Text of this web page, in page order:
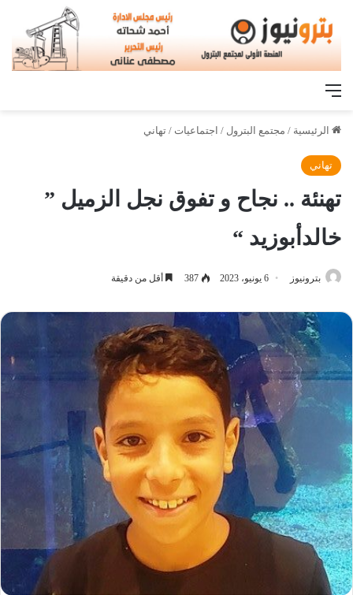
القائمة
الرئيسية / مجتمع البترول / اجتماعيات / تهاني
تهاني
تهنئة .. نجاح و تفوق نجل الزميل ”
خالدأبوزيد “
بترونيوز 6 يونيو، 2023 387 أقل من دقيقة